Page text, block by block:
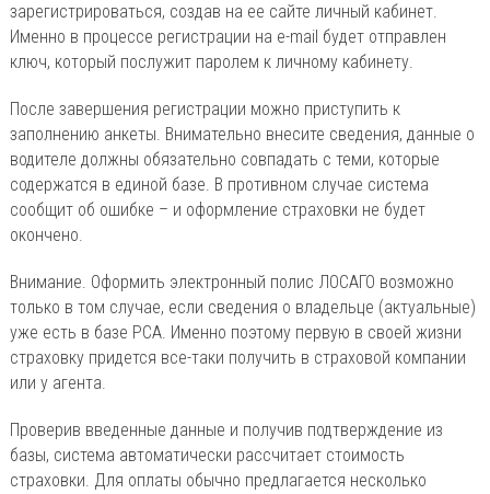
зарегистрироваться, создав на ее сайте личный кабинет.
Именно в процессе регистрации на e-mail будет отправлен
ключ, который послужит паролем к личному кабинету.
После завершения регистрации можно приступить к
заполнению анкеты. Внимательно внесите сведения, данные о
водителе должны обязательно совпадать с теми, которые
содержатся в единой базе. В противном случае система
сообщит об ошибке – и оформление страховки не будет
окончено.
Внимание. Оформить электронный полис ЛОСАГО возможно
только в том случае, если сведения о владельце (актуальные)
уже есть в базе РСА. Именно поэтому первую в своей жизни
страховку придется все-таки получить в страховой компании
или у агента.
Проверив введенные данные и получив подтверждение из
базы, система автоматически рассчитает стоимость
страховки. Для оплаты обычно предлагается несколько